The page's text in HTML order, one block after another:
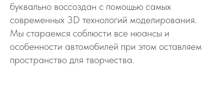
буквально воссоздан с помощью самых
современных 3D технологий моделирования.
Мы стараемся соблюсти все нюансы и
особенности автомобилей при этом оставляем
пространство для творчества.